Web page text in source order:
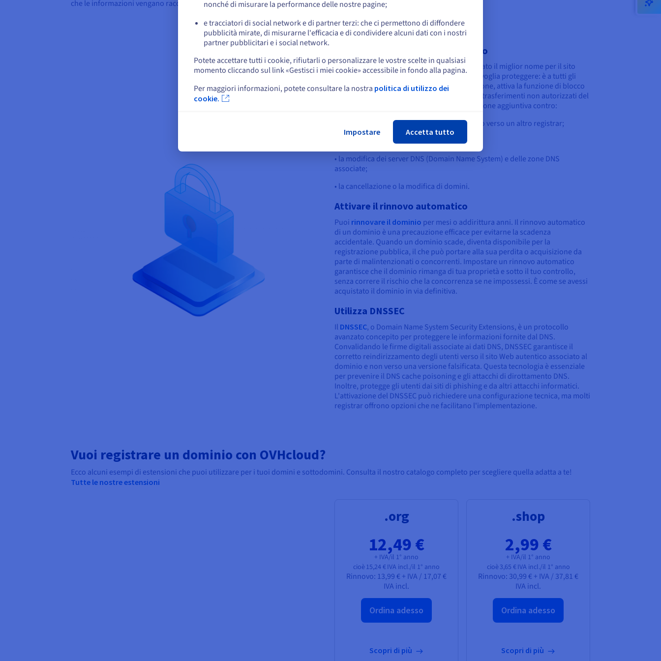
che le informazioni vengano raccolte da concorrenti o malintenzionati.
Attiva il blocco a livello del registro
Se il titolare di un dominio pensa di aver trovato il miglior nome per il sito
Internet della sua azienda, è legittimo che lo voglia proteggere: è a tutti gli
effetti di sua proprietà. Se il registrar lo propone, attiva la funzione di blocco
del dominio a livello di registro per impedire trasferimenti non autorizzati del
dominio. Questo strumento offre una protezione aggiuntiva contro:
• il trasferimento non autorizzato del dominio verso un altro registrar;
• la modifica dei contatti forniti dal dominio;
• la modifica dei server DNS (Domain Name System) e delle zone DNS
associate;
• la cancellazione o la modifica di domini.
Attivare il rinnovo automatico
Puoi rinnovare il dominio per mesi o addirittura anni. Il rinnovo automatico
di un dominio è una precauzione efficace per evitarne la scadenza
accidentale. Quando un dominio scade, diventa disponibile per la
registrazione pubblica, il che può portare alla sua perdita o acquisizione da
parte di malintenzionati o concorrenti. Impostare un rinnovo automatico
garantisce che il dominio rimanga di tua proprietà e sotto il tuo controllo,
senza correre il rischio che la concorrenza se ne impossessi. È come se avessi
acquistato il dominio in via definitiva.
Utilizza DNSSEC
Il DNSSEC, o Domain Name System Security Extensions, è un protocollo
avanzato concepito per proteggere le informazioni fornite dal DNS.
Convalidando le firme digitali associate ai dati DNS, DNSSEC garantisce il
corretto reindirizzamento degli utenti verso il sito Web autentico associato al
dominio e non verso una versione falsificata. Questa tecnologia è essenziale
per prevenire il DNS cache poisoning e gli attacchi di dirottamento DNS.
Inoltre, protegge gli utenti dai siti di phishing e da altri attacchi informatici.
L'attivazione del DNSSEC può richiedere una configurazione tecnica, ma molti
registrar offrono opzioni che ne facilitano l'implementazione.
Vuoi registrare un dominio con OVHcloud?
Ecco alcuni esempi di estensioni che puoi utilizzare per i tuoi domini e sottodomini. Consulta il nostro catalogo completo per scegliere quella adatta a te!
Tutte le nostre estensioni
.org
12,49 €
+ IVA/il 1° anno
cioè 15,24 € IVA incl./il 1° anno
Rinnovo: 13,99 € + IVA/ 17,07 €
IVA incl.
Ordina adesso
Scopri di più
.shop
2,99 €
+ IVA/il 1° anno
cioè 3,65 € IVA incl./il 1° anno
Rinnovo: 30,99 € + IVA/ 37,81 €
IVA incl.
Ordina adesso
Scopri di più
Resta sul sito web attuale
Seleziona un altro sito web
nonché di misurare la performance delle nostre pagine;
e tracciatori di social network e di partner terzi: che ci permettono di diffondere
pubblicità mirate, di misurarne l'efficacia e di condividere alcuni dati con i nostri
partner pubblicitari e i social network.
Potete accettare tutti i cookie, rifiutarli o personalizzare le vostre scelte in qualsiasi
momento cliccando sul link «Gestisci i miei cookie» accessibile in fondo alla pagina.
Per maggiori informazioni, potete consultare la nostra politica di utilizzo dei
cookie.
Impostare Accetta tutto